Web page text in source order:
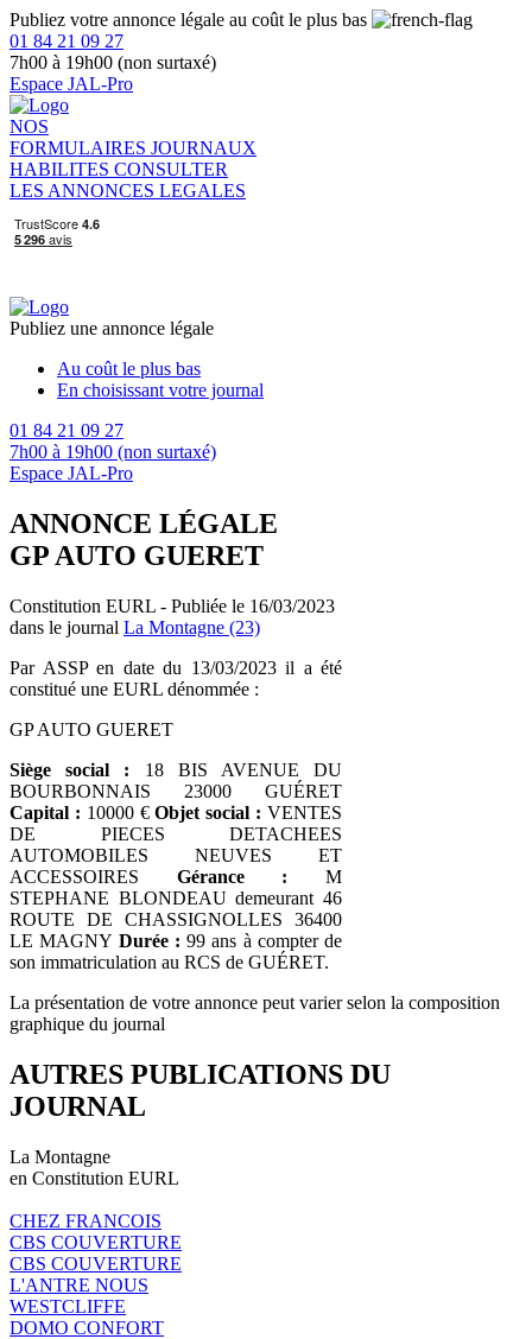
Publiez votre annonce légale au coût le plus bas
01 84 21 09 27
7h00 à 19h00 (non surtaxé)
Espace JAL-Pro
NOS
FORMULAIRES JOURNAUX
HABILITES CONSULTER
LES ANNONCES LEGALES
Publiez une annonce légale
Au coût le plus bas
En choisissant votre journal
01 84 21 09 27
7h00 à 19h00 (non surtaxé)
Espace JAL-Pro
ANNONCE LÉGALE
GP AUTO GUERET
Constitution EURL - Publiée le 16/03/2023
dans le journal La Montagne (23)
Par ASSP en date du 13/03/2023 il a été
constitué une EURL dénommée :
GP AUTO GUERET
Siège social : 18 BIS AVENUE DU
BOURBONNAIS 23000 GUÉRET
Capital : 10000 €Objet social : VENTES
DE PIECES DETACHEES
AUTOMOBILES NEUVES ET
ACCESSOIRES Gérance : M
STEPHANE BLONDEAU demeurant 46
ROUTE DE CHASSIGNOLLES 36400
LE MAGNY Durée : 99 ans à compter de
son immatriculation au RCS de GUÉRET.
La présentation de votre annonce peut varier selon la composition
graphique du journal
AUTRES PUBLICATIONS DU
JOURNAL
La Montagne
en Constitution EURL
CHEZ FRANCOIS
CBS COUVERTURE
CBS COUVERTURE
L'ANTRE NOUS
WESTCLIFFE
DOMO CONFORT